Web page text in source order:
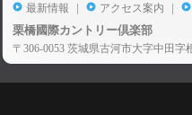
最新情報 | アクセス案内 |
栗橋國際カントリー倶楽部
〒306-0053 茨城県古河市大字中田